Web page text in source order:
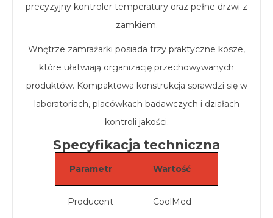
precyzyjny kontroler temperatury oraz pełne drzwi z
zamkiem.
Wnętrze zamrażarki posiada trzy praktyczne kosze,
które ułatwiają organizację przechowywanych
produktów. Kompaktowa konstrukcja sprawdzi się w
laboratoriach, placówkach badawczych i działach
kontroli jakości.
Specyfikacja techniczna
Parametr Wartość
Producent CoolMed